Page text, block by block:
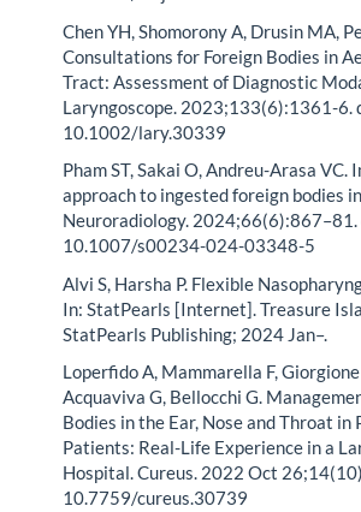
Chen YH, Shomorony A, Drusin MA,
Consultations for Foreign Bodies in
Tract: Assessment of Diagnostic
Laryngoscope. 2023;133(6):1361-6.
10.1002/lary.30339
Pham ST, Sakai O, Andreu-Arasa VC.
approach to ingested foreign bodies
Neuroradiology. 2024;66(6):867–81.
10.1007/s00234-024-03348-5
Alvi S, Harsha P. Flexible
In: StatPearls [Internet]. Treasure
StatPearls Publishing; 2024 Jan–.
Loperfido A, Mammarella F,
Acquaviva G, Bellocchi G.
Bodies in the Ear, Nose and Throat in
Patients: Real-Life Experience in a
Hospital. Cureus. 2022 Oct
10.7759/cureus.30739